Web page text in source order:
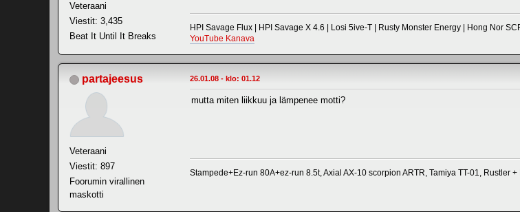
Veteraani
Viestit: 3,435
Beat It Until It Breaks
HPI Savage Flux | HPI Savage X 4.6 | Losi 5ive-T | Rusty Monster Energy | Hong Nor
YouTube Kanava
partajeesus
Veteraani
Viestit: 897
Foorumin virallinen
maskotti
26.01.08 - klo: 01.12
mutta miten liikkuu ja lämpenee motti?
Stampede+Ez-run 80A+ez-run 8.5t, Axial AX-10 scorpion ARTR, Tamiya TT-01, Rustler